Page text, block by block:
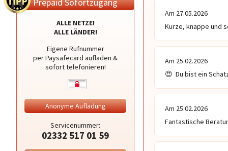
ALLE NETZE!
ALLE LÄNDER!
Eigene Rufnummer
per Paysafecard aufladen &
sofort telefonieren!
Anonyme Aufladung
Servicenummer:
02332 517 01 59
Am 27.05.2026
Kurze, knappe und
Am 25.02.2026
😍  Du bist ein
Am 25.02.2026
Fantastische